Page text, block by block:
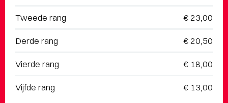
Tweede rang € 23,00
Derde rang € 20,50
Vierde rang € 18,00
Vijfde rang € 13,00